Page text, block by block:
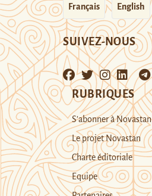
Français English
SUIVEZ-NOUS
RUBRIQUES
S’abonner à Novastan
Le projet Novastan
Charte éditoriale
Equipe